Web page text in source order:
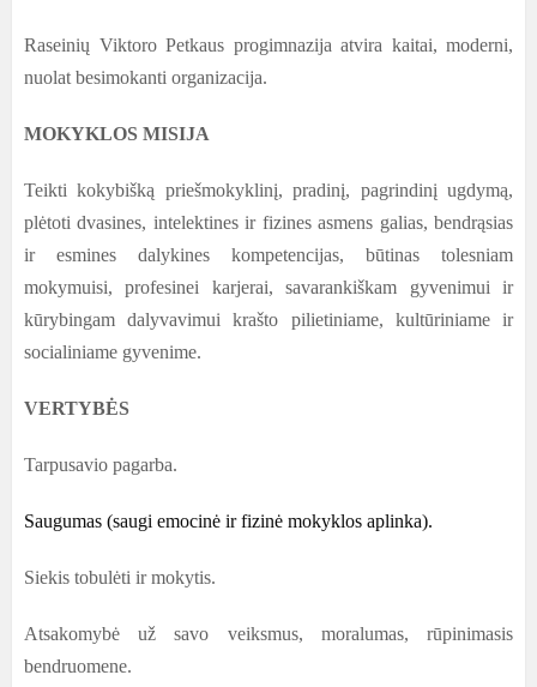
Raseinių Viktoro Petkaus progimnazija atvira kaitai, moderni,
nuolat besimokanti organizacija.
MOKYKLOS MISIJA
Teikti kokybišką priešmokyklinį, pradinį, pagrindinį ugdymą,
plėtoti dvasines, intelektines ir fizines asmens galias, bendrąsias
ir esmines dalykines kompetencijas, būtinas tolesniam
mokymuisi, profesinei karjerai, savarankiškam gyvenimui ir
kūrybingam dalyvavimui krašto pilietiniame, kultūriniame ir
socialiniame gyvenime.
VERTYBĖS
Tarpusavio pagarba.
Saugumas (saugi emocinė ir fizinė mokyklos aplinka).
Siekis tobulėti ir mokytis.
Atsakomybė už savo veiksmus, moralumas, rūpinimasis
bendruomene.